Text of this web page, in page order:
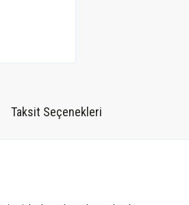
Taksit Seçenekleri